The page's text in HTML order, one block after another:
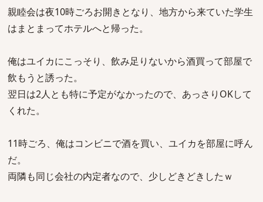
親睦会は夜10時ごろお開きとなり、地方から来ていた学生
はまとまってホテルへと帰った。
俺はユイカにこっそり、飲み足りないから酒買って部屋で
飲もうと誘った。
翌日は2人とも特に予定がなかったので、あっさりOKして
くれた。
11時ごろ、俺はコンビニで酒を買い、ユイカを部屋に呼ん
だ。
両隣も同じ会社の内定者なので、少しどきどきしたｗ